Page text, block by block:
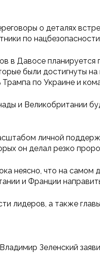
о деталях
по
в Давосе
были достигнуты
Трампа по Украине и
и Великобритании
личной
он делал резко
неясно, что на
и Франции
лидеров, а также
Зеленский